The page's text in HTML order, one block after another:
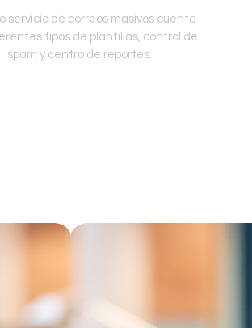
servicio de correos masivos cuenta
tipos de plantillas, control de
spam y centro de reportes.